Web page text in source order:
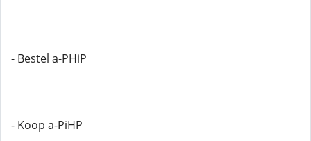
- Bestel a-PHiP
- Koop a-PiHP